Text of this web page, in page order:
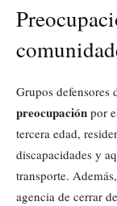
Grupos defensores
preocupación por
tercera edad,
discapacidades y
transporte.
agencia de cerrar